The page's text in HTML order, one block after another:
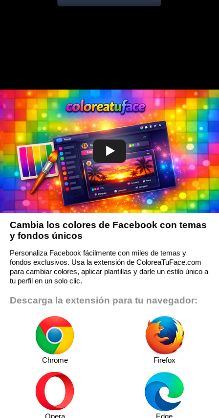
Cambia los colores de Facebook con temas
y fondos únicos
Personaliza Facebook fácilmente con miles de temas y
fondos exclusivos. Usa la extensión de ColoreaTuFace.com
para cambiar colores, aplicar plantillas y darle un estilo único a
tu perfil en un solo clic.
Descarga la extensión para tu navegador:
Chrome Firefox
Opera Edge